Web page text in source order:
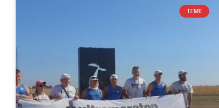
TEME